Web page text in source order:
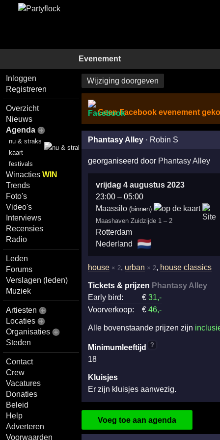
Evenement
Inloggen
Registreren
Overzicht
Nieuws
Agenda
nu & straks
kaart
festivals
WinactiesWIN
Trends
Foto's
Video's
Interviews
Recensies
Radio
Leden
Forums
Verslagen (leden)
Muziek
Artiesten
Locaties
Organisaties
Steden
Contact
Crew
Vacatures
Donaties
Beleid
Help
Adverteren
Voorwaarden
Wijziging doorgeven
Geen Facebook evenement
Phantasy Alley· Robin S
georganiseerd door Phantasy Alley
vrijdag 4 augustus 2023
23:00– 05:00
Maassilo (binnen)
Maashaven Zuidzijde 1 – 2
Rotterdam
Nederland
🇳🇱
house × 2, urban × 2, house classics
Tickets & prijzen Phantasy Alley
Early bird:
€ 31,-
Voorverkoop:
€ 46,-
Alle bovenstaande prijzen zijn
Minimumleeftijd ?
18
Kluisjes
Er zijn kluisjes aanwezig.
Voeg toe aan agenda